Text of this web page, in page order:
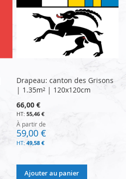
Drapeau: canton des Grisons
| 1.35m² | 120x120cm
66,00 €
55,46 €
À partir de
59,00 €
49,58 €
Ajouter au panier